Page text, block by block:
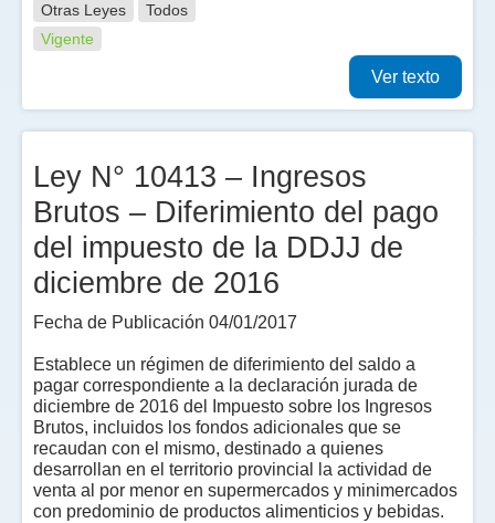
Otras Leyes
Todos
Vigente
Ver texto
Ley N° 10413 – Ingresos
Brutos – Diferimiento del pago
del impuesto de la DDJJ de
diciembre de 2016
Fecha de Publicación 04/01/2017
Establece un régimen de diferimiento del saldo a
pagar correspondiente a la declaración jurada de
diciembre de 2016 del Impuesto sobre los Ingresos
Brutos, incluidos los fondos adicionales que se
recaudan con el mismo, destinado a quienes
desarrollan en el territorio provincial la actividad de
venta al por menor en supermercados y minimercados
con predominio de productos alimenticios y bebidas.